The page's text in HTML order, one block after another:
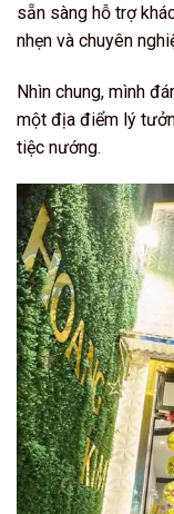
sẵn sàng hỗ trợ
nhẹn và chuyên
Nhìn chung, mình
một địa điểm lý
tiệc nướng.